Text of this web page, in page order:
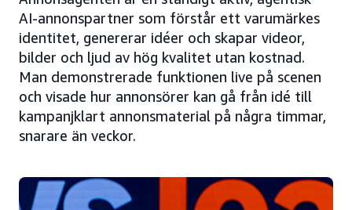
AI-annonspartner som förstår ett varumärkes
identitet, genererar idéer och skapar videor,
bilder och ljud av hög kvalitet utan kostnad.
Man demonstrerade funktionen live på scenen
och visade hur annonsörer kan gå från idé till
kampanjklart annonsmaterial på några timmar,
snarare än veckor.